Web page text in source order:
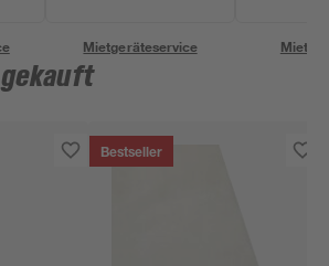
Mietgeräteservice
Bestseller